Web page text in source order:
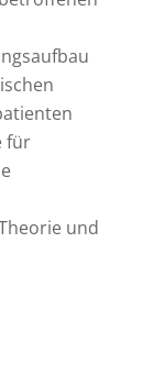
für
und